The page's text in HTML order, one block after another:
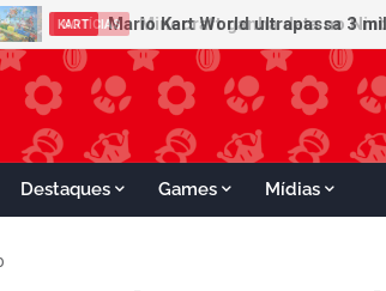
NOTÍCIAS Minecraft ganha data no
Destaques Games Mídias